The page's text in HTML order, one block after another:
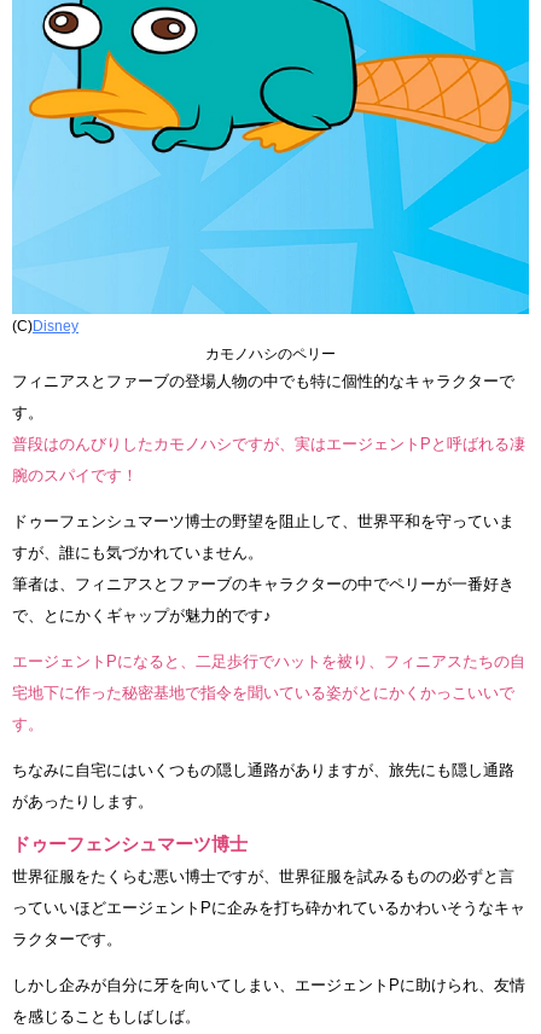
(C)Disney
カモノハシのペリー
フィニアスとファーブの登場人物の中でも特に個性的なキャラクターで
す。
普段はのんびりしたカモノハシですが、実はエージェントPと呼ばれる凄
腕のスパイです！
ドゥーフェンシュマーツ博士の野望を阻止して、世界平和を守っていま
すが、誰にも気づかれていません。
筆者は、フィニアスとファーブのキャラクターの中でペリーが一番好き
で、とにかくギャップが魅力的です♪
エージェントPになると、二足歩行でハットを被り、フィニアスたちの自
宅地下に作った秘密基地で指令を聞いている姿がとにかくかっこいいで
す。
ちなみに自宅にはいくつもの隠し通路がありますが、旅先にも隠し通路
があったりします。
ドゥーフェンシュマーツ博士
世界征服をたくらむ悪い博士ですが、世界征服を試みるものの必ずと言
っていいほどエージェントPに企みを打ち砕かれているかわいそうなキャ
ラクターです。
しかし企みが自分に牙を向いてしまい、エージェントPに助けられ、友情
を感じることもしばしば。